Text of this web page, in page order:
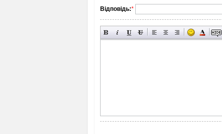
Відповідь:*